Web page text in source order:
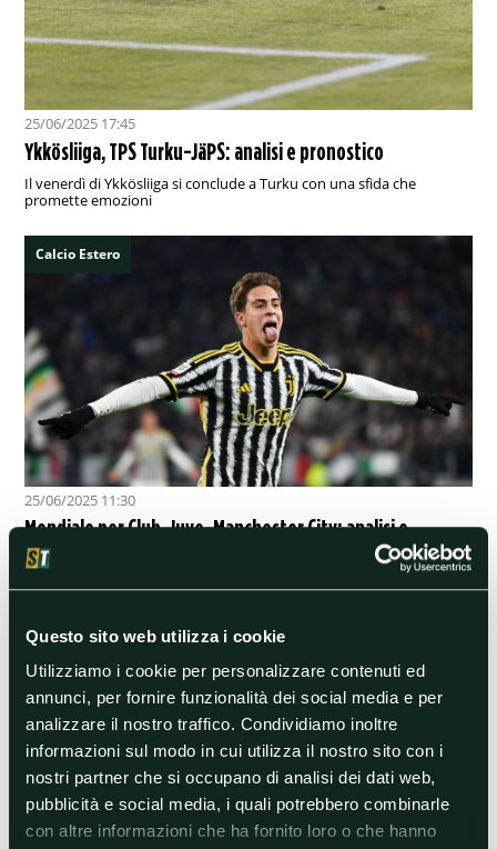
Questo sito web utilizza i cookie
Utilizziamo i cookie per personalizzare contenuti ed
annunci, per fornire funzionalità dei social media e per
analizzare il nostro traffico. Condividiamo inoltre
informazioni sul modo in cui utilizza il nostro sito con i
nostri partner che si occupano di analisi dei dati web,
pubblicità e social media, i quali potrebbero combinarle
con altre informazioni che ha fornito loro o che hanno
25/06/2025 17:45
Ykkösliiga, TPS Turku-JäPS: analisi e pronostico
Il venerdì di Ykkösliiga si conclude a Turku con una sfida che
promette emozioni
Calcio Estero
25/06/2025 11:30
Mondiale per Club, Juve-Manchester City: analisi e
pronostico
Già centrati gli ottavi di finale, i bianconeri di Igor Tudor e i campioni
Calcio Estero